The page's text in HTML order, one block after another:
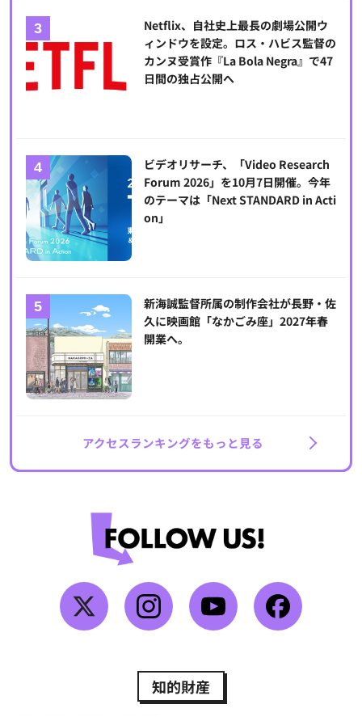
Netflix、自社史上最長の劇場公開ウ
ィンドウを設定。ロス・ハビス監督の
カンヌ受賞作『La Bola Negra』で47
日間の独占公開へ
ビデオリサーチ、「Video Research
Forum 2026」を10月7日開催。今年
のテーマは「Next STANDARD in Acti
on」
新海誠監督所属の制作会社が長野・佐
久に映画館「なかごみ座」2027年春
開業へ。
アクセスランキングをもっと見る
知的財産